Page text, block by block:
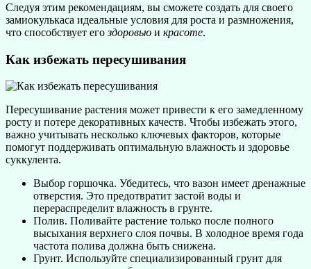
Следуя этим рекомендациям, вы сможете создать для своего
замиокулькаса идеальные условия для роста и размножения,
что способствует егоздоровью и красоте.
Как избежать пересушивания
Пересушивание растения может привести к его замедленному
росту и потере декоративных качеств. Чтобы избежать этого,
важно учитывать несколько ключевых факторов, которые
помогут поддерживать оптимальную влажность и здоровье
суккулента.
Выбор горшочка. Убедитесь, что вазон имеет дренажные
отверстия. Это предотвратит застой воды и
перераспределит влажность в грунте.
Полив. Поливайте растение только после полного
высыхания верхнего слоя почвы. В холодное время года
частота полива должна быть снижена.
Грунт. Используйте специализированный грунт для